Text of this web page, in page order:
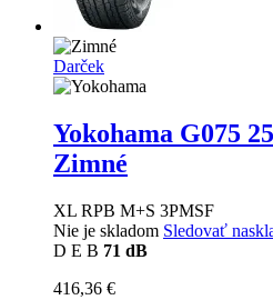
Darček
Yokohama G075
Zimné
XL RPB M+S 3PMSF
Nie je skladom Sledovať
D E B 71 dB
416,36 €